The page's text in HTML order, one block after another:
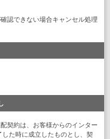
認できない場合キャンセル処理
契約は、お客様からのインター
た時に成立したものとし、契